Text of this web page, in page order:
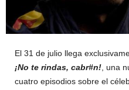
El 31 de julio llega
¡No te rindas, cabr#n!, una
cuatro episodios sobre el